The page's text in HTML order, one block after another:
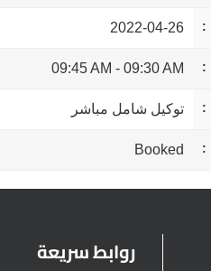
2022-04-26
09:30 AM
-
09:45 AM
توكيل شامل مباشر
Booked
روابط سريعة